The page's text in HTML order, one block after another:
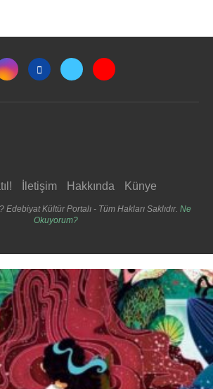
İletişim Hakkında Künye
Kültür Portalı - Tüm Hakları Saklıdır. Ne
Okuyorum?